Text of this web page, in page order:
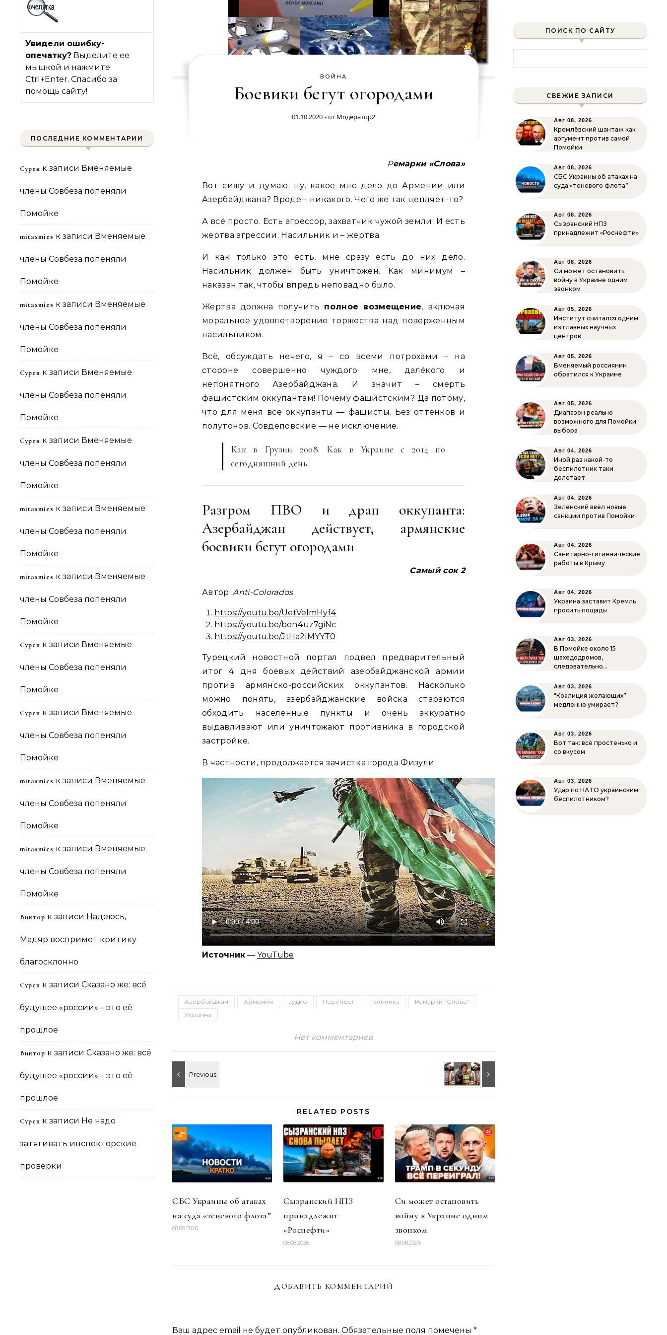
Увидели ошибку-
опечатку? Выделите ее
мышкой и нажмите
Ctrl+Enter. Спасибо за
помощь сайту!
ПОСЛЕДНИЕ КОММЕНТАРИИ
Сурен к записи Вменяемые
члены Совбеза попеняли
Помойке
mitasmies к записи Вменяемые
члены Совбеза попеняли
Помойке
mitasmies к записи Вменяемые
члены Совбеза попеняли
Помойке
Сурен к записи Вменяемые
члены Совбеза попеняли
Помойке
Сурен к записи Вменяемые
члены Совбеза попеняли
Помойке
mitasmies к записи Вменяемые
члены Совбеза попеняли
Помойке
mitasmies к записи Вменяемые
члены Совбеза попеняли
Помойке
Сурен к записи Вменяемые
члены Совбеза попеняли
Помойке
Сурен к записи Вменяемые
члены Совбеза попеняли
Помойке
mitasmies к записи Вменяемые
члены Совбеза попеняли
Помойке
mitasmies к записи Вменяемые
члены Совбеза попеняли
Помойке
Виктор к записи Надеюсь,
Мадяр воспримет критику
благосклонно
Сурен к записи Сказано же: всё
будущее «россии» – это её
прошлое
Виктор к записи Сказано же: всё
будущее «россии» – это её
прошлое
Сурен к записи Не надо
затягивать инспекторские
проверки
ВОЙНА
Боевики бегут огородами
01.10.2020 - от Модератор2
Ремарки «Слова»
Вот сижу и думаю: ну, какое мне дело до Армении или
Азербайджана? Вроде – никакого. Чего же так цепляет-то?
А всё просто. Есть агрессор, захватчик чужой земли. И есть
жертва агрессии. Насильник и – жертва.
И как только это есть, мне сразу есть до них дело.
Насильник должен быть уничтожен. Как минимум –
наказан так, чтобы впредь неповадно было.
Жертва должна получить полное возмещение, включая
моральное удовлетворение торжества над поверженным
насильником.
Всё, обсуждать нечего, я – со всеми потрохами – на
стороне совершенно чуждого мне, далёкого и
непонятного Азербайджана. И значит – смерть
фашистским оккупантам! Почему фашистским? Да потому,
что для меня все оккупанты — фашисты. Без оттенков и
полутонов. Совдеповские — не исключение.
Как в Грузии 2008. Как в Украине с 2014 по
сегодняшний день.
Разгром ПВО и драп оккупанта:
Азербайджан действует, армянские
боевики бегут огородами
Самый сок 2
Автор:Anti-Colorados
https://youtu.be/UetVelmHyf4
https://youtu.be/bon4uz7giNc
https://youtu.be/JtHa2IMYYT0
Турецкий новостной портал подвел предварительный
итог 4 дня боевых действий азербайджанской армии
против армянско-российских оккупантов. Насколько
можно понять, азербайджанские войска стараются
обходить населенные пункты и очень аккуратно
выдавливают или уничтожают противника в городской
застройке.
В частности, продолжается зачистка города Физули.
Источник — YouTube
Азербайджан Армения аудио Перепост Политика
Ремарки "Слова"
Украина
Нет комментариев
RELATED POSTS
СБС Украины об атаках
на суда «теневого флота”
08.08.2026
Сызранский НПЗ
принадлежит
«Роснефти»
08.08.2026
Си может остановить
войну в Украине одним
звонком
08.08.2026
ДОБАВИТЬ КОММЕНТАРИЙ
Ваш адрес email не будет опубликован. Обязательные поля помечены *
ПОИСК ПО САЙТУ
СВЕЖИЕ ЗАПИСИ
Авг 08, 2026
Кремлёвский шантаж как
аргумент против самой
Помойки
Авг 08, 2026
СБС Украины об атаках на
суда «теневого флота”
Авг 08, 2026
Сызранский НПЗ
принадлежит «Роснефти»
Авг 08, 2026
Си может остановить
войну в Украине одним
звонком
Авг 05, 2026
Институт считался одним
из главных научных
центров
Авг 05, 2026
Вменяемый россиянин
обратился к Украине
Авг 05, 2026
Диапазон реально
возможного для Помойки
выбора
Авг 04, 2026
Иной раз какой-то
беспилотник таки
долетает
Авг 04, 2026
Зеленский ввёл новые
санкции против Помойки
Авг 04, 2026
Санитарно-гигиенические
работы в Крыму
Авг 04, 2026
Украина заставит Кремль
просить пощады
Авг 03, 2026
В Помойке около 15
шахедодромов,
следовательно…
Авг 03, 2026
“Коалиция желающих”
медленно умирает?
Авг 03, 2026
Вот так: всё простенько и
со вкусом
Авг 03, 2026
Удар по НАТО украинским
беспилотником?